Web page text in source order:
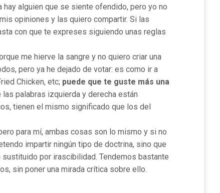
alguien que se siente ofendido, pero yo no
opiniones y las quiero compartir. Si las
con que te expreses siguiendo unas reglas
me hierve la sangre y no quiero criar una
pero ya he dejado de votar: es como ir a
Chicken, etc; puede que te guste más una
las palabras izquierda y derecha están
tienen el mismo significado que los del
para mí, ambas cosas son lo mismo y si no
impartir ningún tipo de doctrina, sino que
por irascibilidad. Tendemos bastante
sin poner una mirada crítica sobre ello.